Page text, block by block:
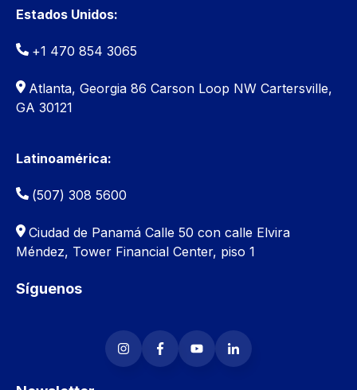
Estados Unidos:
+1 470 854 3065
Atlanta, Georgia 86 Carson Loop NW Cartersville,
GA 30121
Latinoamérica:
(507) 308 5600
Ciudad de Panamá Calle 50 con calle Elvira
Méndez, Tower Financial Center, piso 1
Síguenos